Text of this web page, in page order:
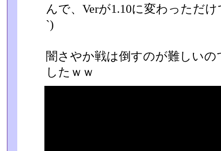
んで、Verが1.10に変わっただ
`)
闇さやか戦は倒すのが難しい
したｗｗ